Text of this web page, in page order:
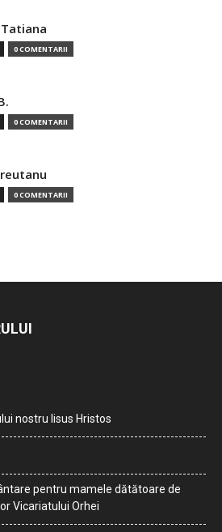
0 COMENTARII
0 COMENTARII
0 COMENTARII
nostru Iisus Hristos
pentru mamele dătătoare de
Vicariatului Orhei